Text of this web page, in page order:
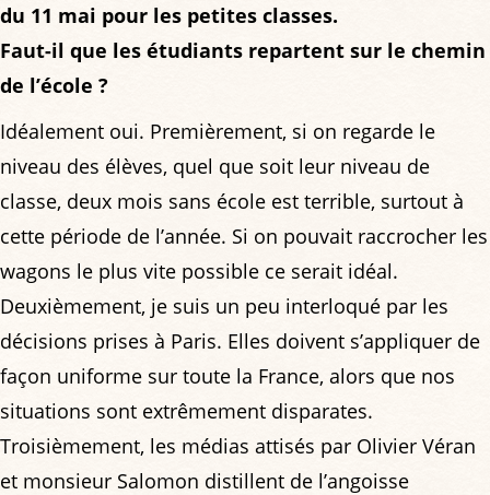
du 11 mai pour les petites classes.
Faut-il que les étudiants repartent sur le chemin
de l’école ?
Idéalement oui. Premièrement, si on regarde le
niveau des élèves, quel que soit leur niveau de
classe, deux mois sans école est terrible, surtout à
cette période de l’année. Si on pouvait raccrocher les
wagons le plus vite possible ce serait idéal.
Deuxièmement, je suis un peu interloqué par les
décisions prises à Paris. Elles doivent s’appliquer de
façon uniforme sur toute la France, alors que nos
situations sont extrêmement disparates.
Troisièmement, les médias attisés par Olivier Véran
et monsieur Salomon distillent de l’angoisse